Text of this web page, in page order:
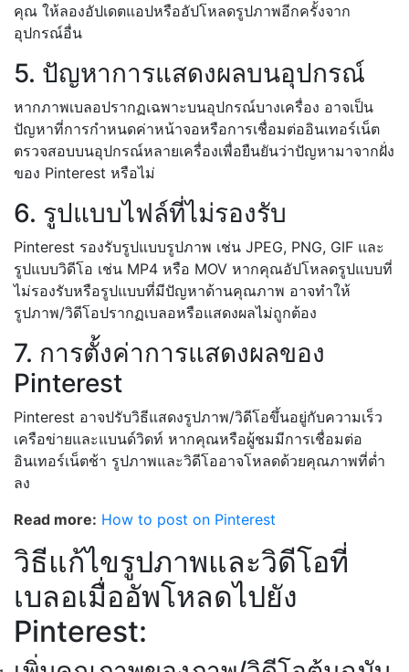
คุณ ให้ลองอัปเดตแอปหรืออัปโหลดรูปภาพอีกครั้งจาก
อุปกรณ์อื่น
5. ปัญหาการแสดงผลบนอุปกรณ์
หากภาพเบลอปรากฏเฉพาะบนอุปกรณ์บางเครื่อง อาจเป็น
ปัญหาที่การกำหนดค่าหน้าจอหรือการเชื่อมต่ออินเทอร์เน็ต
ตรวจสอบบนอุปกรณ์หลายเครื่องเพื่อยืนยันว่าปัญหามาจากฝั่ง
ของ Pinterest หรือไม่
6. รูปแบบไฟล์ที่ไม่รองรับ
Pinterest รองรับรูปแบบรูปภาพ เช่น JPEG, PNG, GIF และ
รูปแบบวิดีโอ เช่น MP4 หรือ MOV หากคุณอัปโหลดรูปแบบที่
ไม่รองรับหรือรูปแบบที่มีปัญหาด้านคุณภาพ อาจทำให้
รูปภาพ/วิดีโอปรากฏเบลอหรือแสดงผลไม่ถูกต้อง
7. การตั้งค่าการแสดงผลของ
Pinterest
Pinterest อาจปรับวิธีแสดงรูปภาพ/วิดีโอขึ้นอยู่กับความเร็ว
เครือข่ายและแบนด์วิดท์ หากคุณหรือผู้ชมมีการเชื่อมต่อ
อินเทอร์เน็ตช้า รูปภาพและวิดีโออาจโหลดด้วยคุณภาพที่ต่ำ
ลง
Read more: How to post on Pinterest
วิธีแก้ไขรูปภาพและวิดีโอที่
เบลอเมื่ออัพโหลดไปยัง
Pinterest: